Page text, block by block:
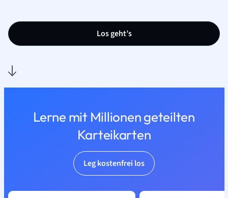
Los geht’s
Lerne mit Millionen geteilten
Karteikarten
Leg kostenfrei los